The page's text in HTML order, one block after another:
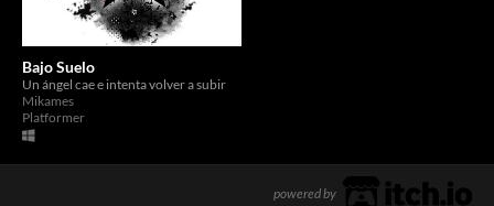
Bajo Suelo
Un ángel cae e intenta volver a subir
Mikames
Platformer
powered by